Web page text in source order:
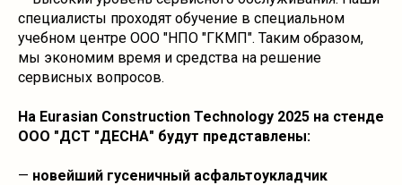
специалисты проходят обучение в специальном
учебном центре ООО "НПО "ГКМП". Таким образом,
мы экономим время и средства на решение
сервисных вопросов.
На Eurasian Construction Technology 2025 на стенде
ООО "ДСТ "ДЕСНА" будут представлены:
— новейший гусеничный асфальтоукладчик